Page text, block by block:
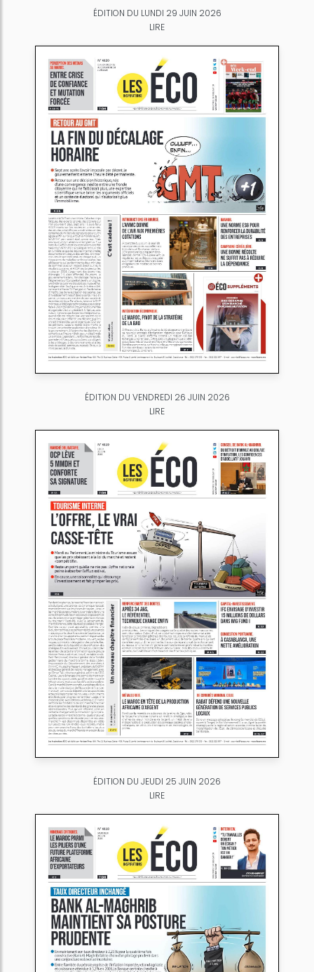
ÉDITION DU LUNDI 29 JUIN 2026
LIRE
ÉDITION DU VENDREDI 26 JUIN 2026
LIRE
ÉDITION DU JEUDI 25 JUIN 2026
LIRE